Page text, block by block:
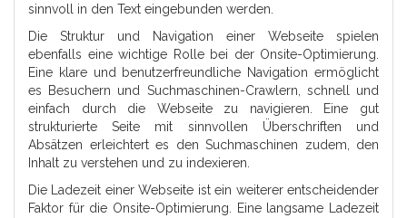
sinnvoll in den Text eingebunden werden.
Die Struktur und Navigation einer Webseite spielen
ebenfalls eine wichtige Rolle bei der Onsite-Optimierung.
Eine klare und benutzerfreundliche Navigation ermöglicht
es Besuchern und Suchmaschinen-Crawlern, schnell und
einfach durch die Webseite zu navigieren. Eine gut
strukturierte Seite mit sinnvollen Überschriften und
Absätzen erleichtert es den Suchmaschinen zudem, den
Inhalt zu verstehen und zu indexieren.
Die Ladezeit einer Webseite ist ein weiterer entscheidender
Faktor für die Onsite-Optimierung. Eine langsame Ladezeit